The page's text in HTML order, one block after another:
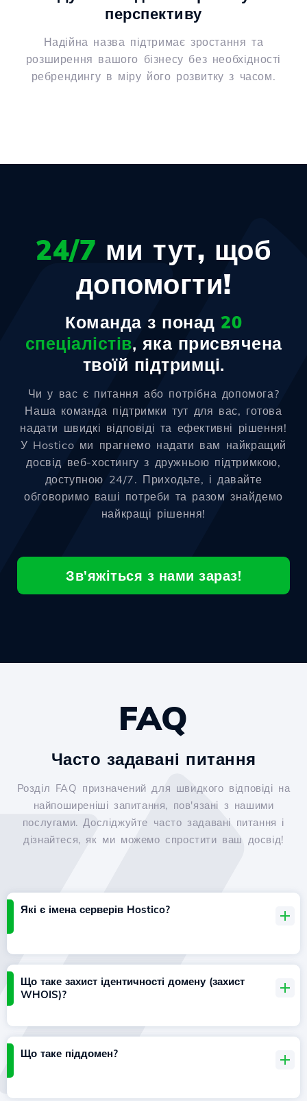
перспективу
Надійна назва підтримає зростання та
розширення вашого бізнесу без необхідності
ребрендингу в міру його розвитку з часом.
24/7 ми тут, щоб
допомогти!
Команда з понад 20
спеціалістів, яка присвячена
твоїй підтримці.
Чи у вас є питання або потрібна допомога?
Наша команда підтримки тут для вас, готова
надати швидкі відповіді та ефективні рішення!
У Hostico ми прагнемо надати вам найкращий
досвід веб-хостингу з дружньою підтримкою,
доступною 24/7. Приходьте, і давайте
обговоримо ваші потреби та разом знайдемо
найкращі рішення!
Зв'яжіться з нами зараз!
FAQ
Часто задавані питання
Розділ FAQ призначений для швидкого відповіді на
найпоширеніші запитання, пов'язані з нашими
послугами. Досліджуйте часто задавані питання і
дізнайтеся, як ми можемо спростити ваш досвід!
Які є імена серверів Hostico?
Що таке захист ідентичності домену (захист
WHOIS)?
Що таке піддомен?